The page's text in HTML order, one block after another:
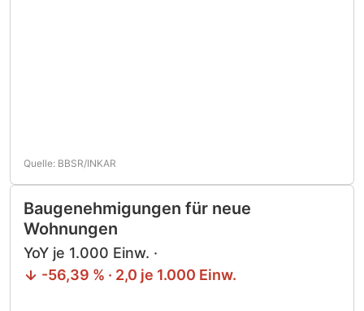
Quelle: BBSR/INKAR
Baugenehmigungen für neue
Wohnungen
YoY je 1.000 Einw. ·
-56,39 % · 2,0 je 1.000 Einw.